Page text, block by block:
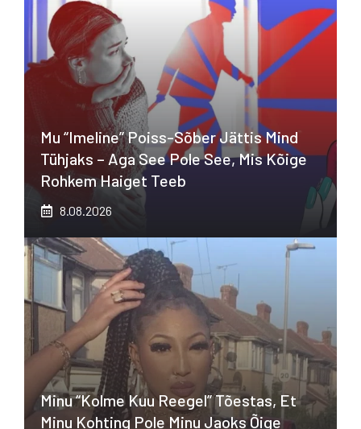
Mu “imeline” Poiss-Sõber Jättis Mind
Tühjaks – Aga See Pole See, Mis Kõige
Rohkem Haiget Teeb
8.08.2026
Minu “kolme Kuu Reegel” Tõestas, Et
Minu Kohting Pole Minu Jaoks Õige